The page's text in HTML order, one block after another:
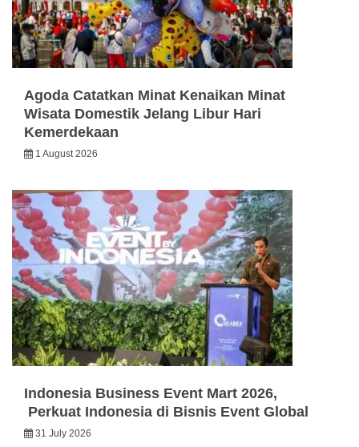
Agoda Catatkan Minat Kenaikan Minat
Wisata Domestik Jelang Libur Hari
Kemerdekaan
1 August 2026
Indonesia Business Event Mart 2026,
Perkuat Indonesia di Bisnis Event Global
31 July 2026